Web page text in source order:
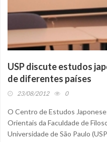
USP discute estudos
de diferentes países
23/08/2012 0
O Centro de Estudos
Orientais da Faculdade de
Universidade de São Paulo